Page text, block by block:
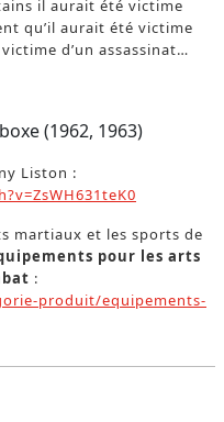
il aurait été victime
qu’il aurait été victime
d’un assassinat…
(1962, 1963)
Liston :
martiaux et les sports de
pour les arts
:
produit/equipements-